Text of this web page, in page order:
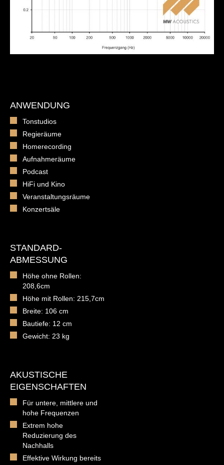
ANWENDUNG
Tonstudios
Regieräume
Homerecording
Aufnahmeräume
Podcast
HiFi und Kino
Veranstaltungsräume
Konzertsäle
STANDARD-
ABMESSUNG
Höhe ohne Rollen:
208,6cm
Höhe mit Rollen: 215,7cm
Breite: 106 cm
Bautiefe: 12 cm
Gewicht: 23 kg
AKUSTISCHE
EIGENSCHAFTEN
Für untere, mittlere und
hohe Frequenzen
Extrem hohe
Reduzierung des
Nachhalls
Effektive Wirkung bereits